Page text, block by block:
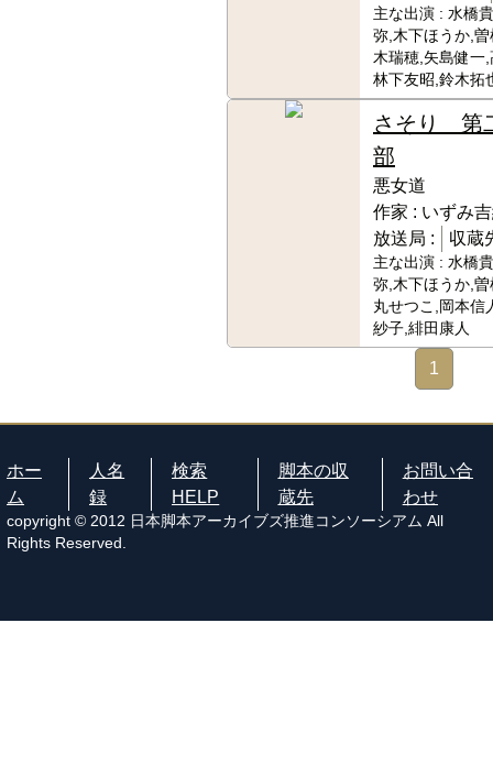
主な出演 : 水橋
弥,木下ほうか,
木瑞穂,矢島健一
林下友昭,鈴木拓
さそり 第
部
悪女道
作家 : いずみ
放送局 :
収蔵
主な出演 : 水橋
弥,木下ほうか,
丸せつこ,岡本信
紗子,緋田康人
1
ホー
ム
人名
録
検索
HELP
脚本の収
蔵先
お問い合
わせ
copyright © 2012 日本脚本アーカイブズ推進コンソーシアム All
Rights Reserved.